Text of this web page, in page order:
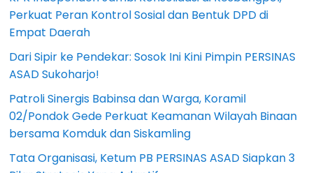
Perkuat Peran Kontrol Sosial dan Bentuk DPD di
Empat Daerah
Dari Sipir ke Pendekar: Sosok Ini Kini Pimpin PERSINAS
ASAD Sukoharjo!
Patroli Sinergis Babinsa dan Warga, Koramil
02/Pondok Gede Perkuat Keamanan Wilayah Binaan
bersama Komduk dan Siskamling
Tata Organisasi, Ketum PB PERSINAS ASAD Siapkan 3